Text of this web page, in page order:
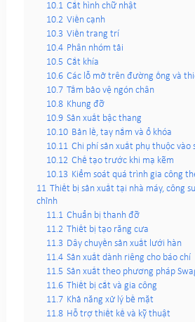
10.1 Cắt hình chữ nhật
10.2 Viền cạnh
10.3 Viền trang trí
10.4 Phân nhóm tải
10.5 Cắt khía
10.6 Các lỗ mở trên đường ống và
10.7 Tấm bảo vệ ngón chân
10.8 Khung đỡ
10.9 Sản xuất bậc thang
10.10 Bản lề, tay nắm và ổ khóa
10.11 Chi phí sản xuất phụ thuộc vào
10.12 Chế tạo trước khi mạ kẽm
10.13 Kiểm soát quá trình gia công
11 Thiết bị sản xuất tại nhà máy, công
chỉnh
11.1 Chuẩn bị thanh đỡ
11.2 Thiết bị tạo răng cưa
11.3 Dây chuyền sản xuất lưới hàn
11.4 Sản xuất dành riêng cho báo chí
11.5 Sản xuất theo phương pháp
11.6 Thiết bị cắt và gia công
11.7 Khả năng xử lý bề mặt
11.8 Hỗ trợ thiết kế và kỹ thuật